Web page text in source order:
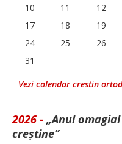
10
11 12
17
18 19
24
25 26
31
Vezi calendar crestin
2026 - „Anul
creștine”